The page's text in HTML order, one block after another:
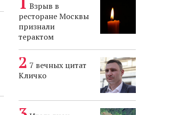
Взрыв в
ресторане Москвы
признали
терактом
7 вечных цитат
Кличко